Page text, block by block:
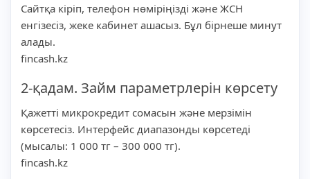
Сайтқа кіріп, телефон нөміріңізді және ЖСН
енгізесіз, жеке кабинет ашасыз. Бұл бірнеше минут
алады.
fincash.kz
2-қадам. Займ параметрлерін көрсету
Қажетті микрокредит сомасын және мерзімін
көрсетесіз. Интерфейс диапазонды көрсетеді
(мысалы: 1 000 тг – 300 000 тг).
fincash.kz